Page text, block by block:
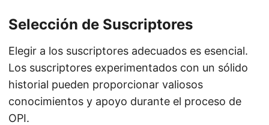
Selección de Suscriptores
Elegir a los suscriptores adecuados es esencial.
Los suscriptores experimentados con un sólido
historial pueden proporcionar valiosos
conocimientos y apoyo durante el proceso de
OPI.